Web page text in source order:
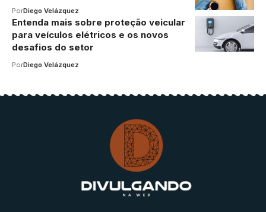
PorDiego Velázquez
Entenda mais sobre proteção veicular
para veículos elétricos e os novos
desafios do setor
PorDiego Velázquez